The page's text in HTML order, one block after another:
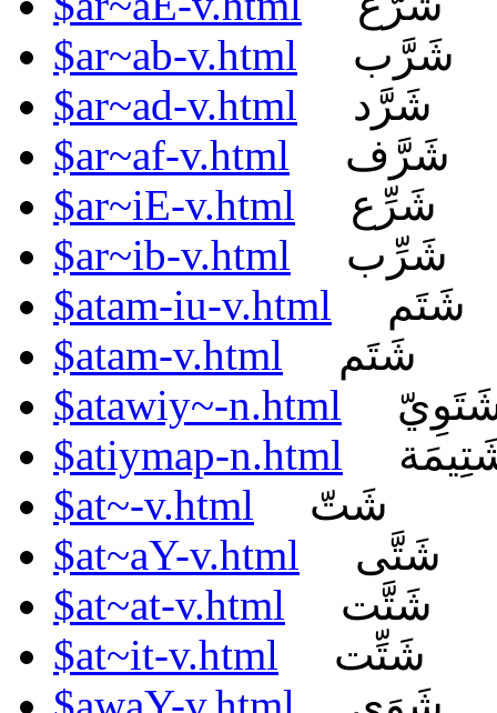
$ar~ab-v.html
شَرَّب
$ar~ad-v.html
شَرَّد
$ar~af-v.html
شَرَّف
$ar~iE-v.html
شَرِّع
$ar~ib-v.html
شَرِّب
$atam-iu-v.html
شَتَم
$atam-v.html
شَتَم
$atawiy~-n.html
$atiymap-n.html
$at~-v.html
شَتّ
$at~aY-v.html
شَتَّى
$at~at-v.html
شَتَّت
$at~it-v.html
شَتِّت